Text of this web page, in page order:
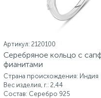
Артикул: 2120100
Серебряное кольцо с
фианитами
Страна происхождения: Индия
Вес изделия, г.: 2,44
Состав: Серебро 925